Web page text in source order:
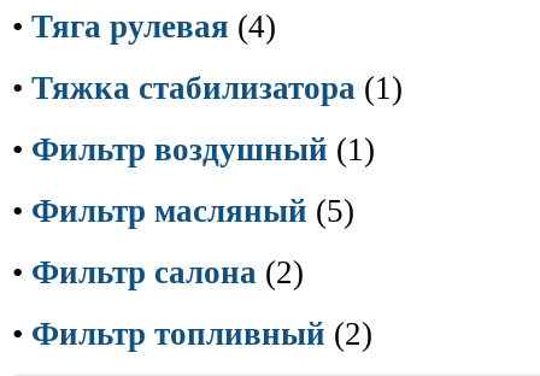
• Тяга рулевая (4)
• Тяжка стабилизатора (1)
• Фильтр воздушный (1)
• Фильтр масляный (5)
• Фильтр салона (2)
• Фильтр топливный (2)